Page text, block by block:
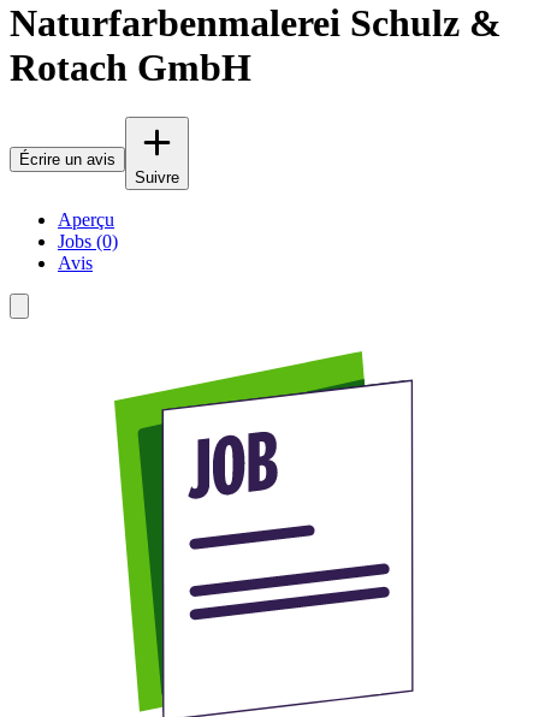
Naturfarbenmalerei Schulz &
Rotach GmbH
Écrire un avis
Suivre
Aperçu
Jobs (0)
Avis